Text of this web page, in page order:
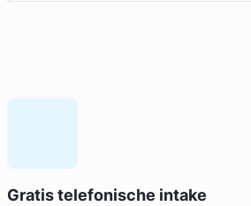
Huijzer Advocaten
Gratis telefonische intake